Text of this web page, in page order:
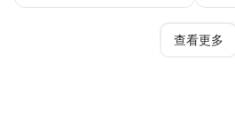
查看更多